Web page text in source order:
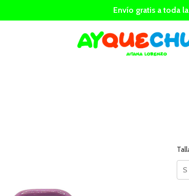
Envío gratis a toda
S